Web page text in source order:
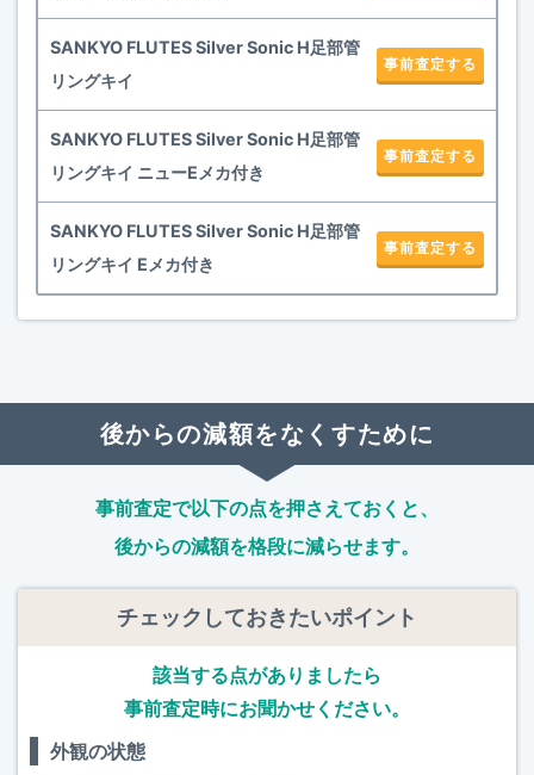
SANKYO FLUTES Silver Sonic H足部管
リングキイ
事前査定する
SANKYO FLUTES Silver Sonic H足部管
リングキイ ニューEメカ付き
事前査定する
SANKYO FLUTES Silver Sonic H足部管
リングキイ Eメカ付き
事前査定する
後からの減額をなくすために
事前査定で以下の点を押さえておくと、
後からの減額を格段に減らせます。
チェックしておきたいポイント
該当する点がありましたら
事前査定時にお聞かせください。
外観の状態